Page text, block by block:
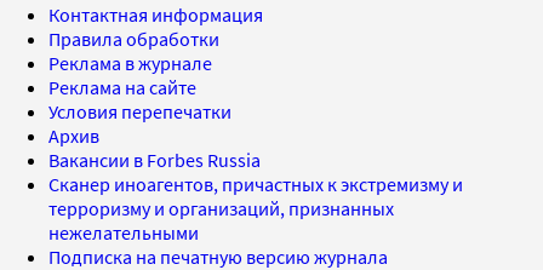
Контактная информация
Правила обработки
Реклама в журнале
Реклама на сайте
Условия перепечатки
Архив
Вакансии в Forbes Russia
Сканер иноагентов, причастных к экстремизму и
терроризму и организаций, признанных
нежелательными
Подписка на печатную версию журнала